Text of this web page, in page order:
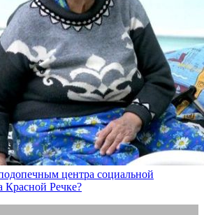
центра социальной
Красной Речке?